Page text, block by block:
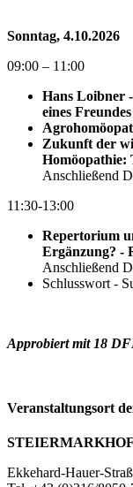
Sonntag, 4.10.2026
09:00 – 11:00
Hans Loibner
eines
Zukunft der
Homöopathie:
Anschließend
11:30-13:00
Repertorium
Ergänzung? -
Anschließend
Schlusswort -
Approbiert mit 18
Veranstaltungsort
STEIERMARKHOF
Ekkehard-Hauer-